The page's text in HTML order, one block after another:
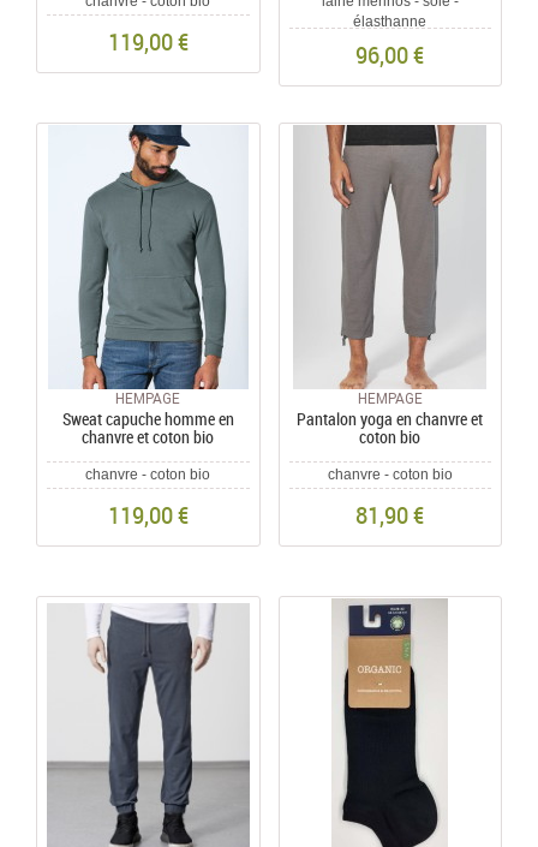
119,00 €
élasthanne
96,00 €
HEMPAGE
Sweat capuche homme en
chanvre et coton bio
chanvre - coton bio
119,00 €
HEMPAGE
Pantalon yoga en chanvre et
coton bio
chanvre - coton bio
81,90 €